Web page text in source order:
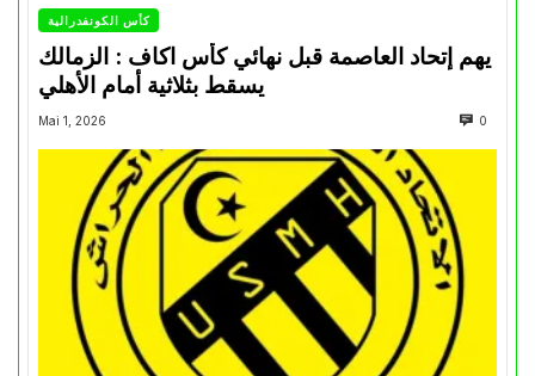
كأس الكونفدرالية
يهم إتحاد العاصمة قبل نهائي كأس اكاف : الزمالك
Mai 1, 2026 0